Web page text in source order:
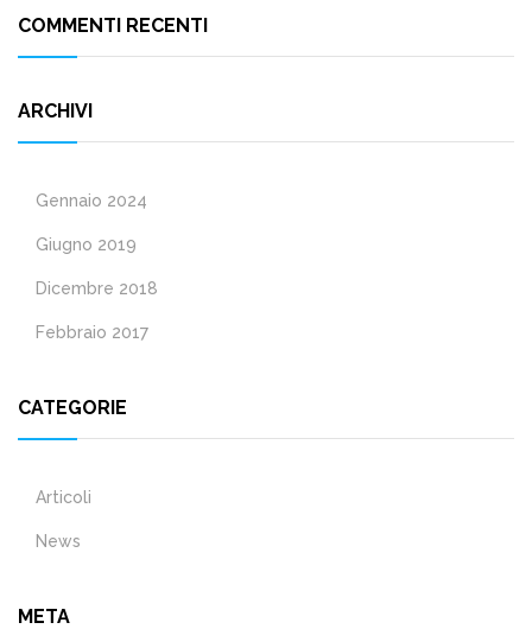
COMMENTI RECENTI
ARCHIVI
Gennaio 2024
Giugno 2019
Dicembre 2018
Febbraio 2017
CATEGORIE
Articoli
News
META